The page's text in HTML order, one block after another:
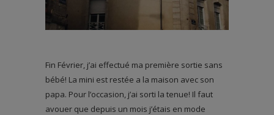
Fin Février, j’ai effectué ma première sortie sans
bébé! La mini est restée a la maison avec son
papa. Pour l’occasion, j’ai sorti la tenue! Il faut
avouer que depuis un mois j’étais en mode